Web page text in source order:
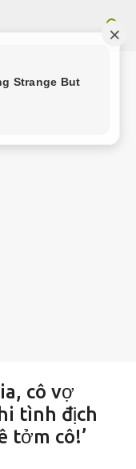
cô vợ
tình địch
tởm cô!’